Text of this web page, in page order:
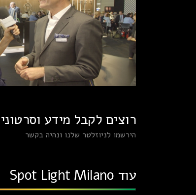
רוצים לקבל מידע
הירשמו לניוזלטר שלנו ונהיה בקשר
עוד Spot Light Milano